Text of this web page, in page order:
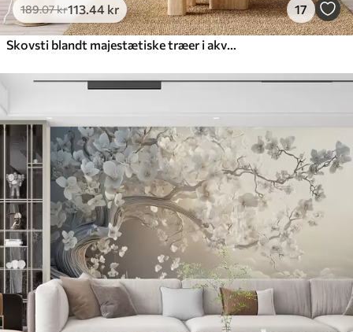
189.07kr113.44 kr 17